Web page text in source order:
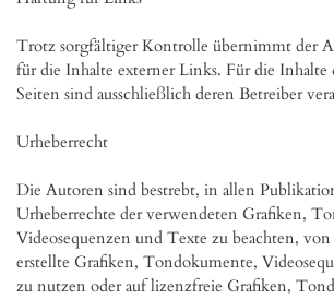
Trotz sorgfältiger Kontrolle übernimmt der
für die Inhalte externer Links. Für die
Seiten sind ausschließlich deren Betreiber
Urheberrecht
Die Autoren sind bestrebt, in allen
Urheberrechte der verwendeten Grafiken,
Videosequenzen und Texte zu beachten,
erstellte Grafiken, Tondokumente,
zu nutzen oder auf lizenzfreie Grafiken,